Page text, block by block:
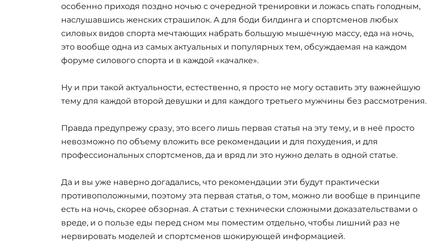
особенно приходя поздно ночью с очередной тренировки и ложась спать голодным,
наслушавшись женских страшилок. А для боди билдинга и спортсменов любых
силовых видов спорта мечтающих набрать большую мышечную массу, еда на ночь,
это вообще одна из самых актуальных и популярных тем, обсуждаемая на каждом
форуме силового спорта и в каждой «качалке».
Ну и при такой актуальности, естественно, я просто не могу оставить эту важнейшую
тему для каждой второй девушки и для каждого третьего мужчины без рассмотрения.
Правда предупрежу сразу, это всего лишь первая статья на эту тему, и в неё просто
невозможно по объему вложить все рекомендации и для похудения, и для
профессиональных спортсменов, да и вряд ли это нужно делать в одной статье.
Да и вы уже наверно догадались, что рекомендации эти будут практически
противоположными, поэтому эта первая статья, о том, можно ли вообще в принципе
есть на ночь, скорее обзорная. А статьи с технически сложными доказательствами о
вреде, и о пользе еды перед сном мы поместим отдельно, чтобы лишний раз не
нервировать моделей и спортсменов шокирующей информацией.